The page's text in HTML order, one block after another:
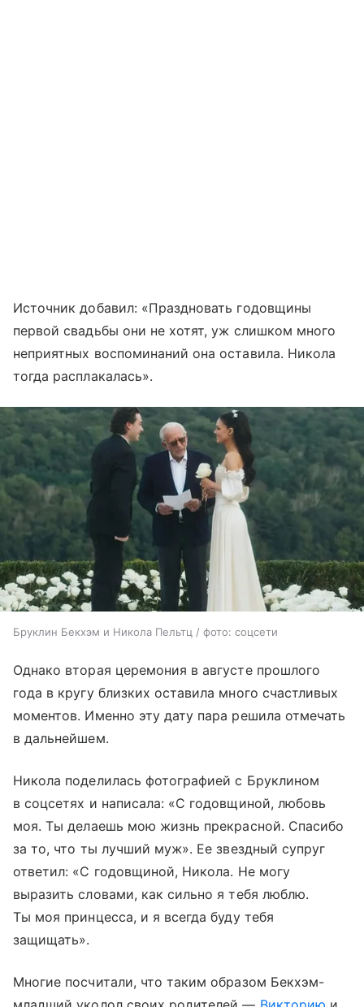
Источник добавил: «Праздновать годовщины
первой свадьбы они не хотят, уж слишком много
неприятных воспоминаний она оставила. Никола
тогда расплакалась».
Бруклин Бекхэм и Никола Пельтц / фото: соцсети
Однако вторая церемония в августе прошлого
года в кругу близких оставила много счастливых
моментов. Именно эту дату пара решила отмечать
в дальнейшем.
Никола поделилась фотографией с Бруклином
в соцсетях и написала: «С годовщиной, любовь
моя. Ты делаешь мою жизнь прекрасной. Спасибо
за то, что ты лучший муж». Ее звездный супруг
ответил: «С годовщиной, Никола. Не могу
выразить словами, как сильно я тебя люблю.
Ты моя принцесса, и я всегда буду тебя
защищать».
Многие посчитали, что таким образом Бекхэм-